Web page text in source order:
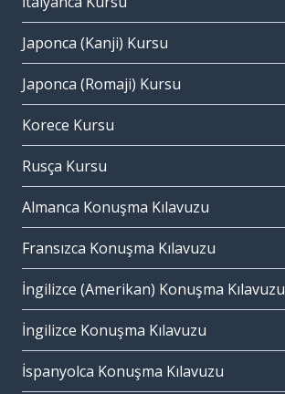
Japonca (Kanji) Kursu
Japonca (Romaji) Kursu
Korece Kursu
Rusça Kursu
Almanca Konuşma Kılavuzu
Fransızca Konuşma Kılavuzu
İngilizce (Amerikan) Konuşma Kılavuzu
İngilizce Konuşma Kılavuzu
İspanyolca Konuşma Kılavuzu